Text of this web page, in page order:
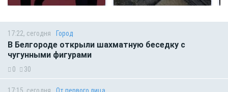
17:22, сегодня Город
В Белгороде открыли шахматную беседку с
чугунными фигурами
0 30
17:15, сегодня От первого лица